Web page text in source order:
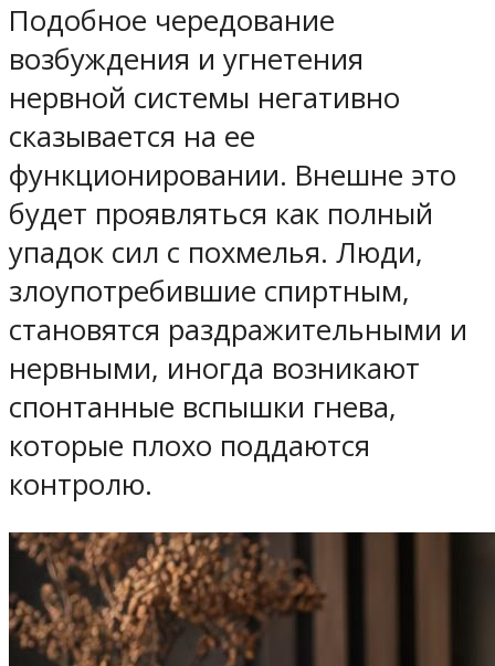
Подобное чередование
возбуждения и угнетения
нервной системы негативно
сказывается на ее
функционировании. Внешне это
будет проявляться как полный
упадок сил с похмелья. Люди,
злоупотребившие спиртным,
становятся раздражительными и
нервными, иногда возникают
спонтанные вспышки гнева,
которые плохо поддаются
контролю.